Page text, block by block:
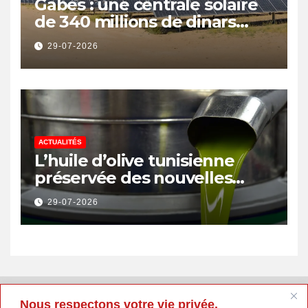
Nous respectons votre vie privée.
Gabès : une centrale solaire
de 340 millions de dinars
pour renforcer la transition
énergétique et créer 400
emplois
29-07-2026
ACTUALITÉS
L’huile d’olive tunisienne
préservée des nouvelles
surtaxes américaines de
Donald Trump
29-07-2026